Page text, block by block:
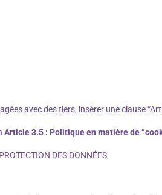
avec des tiers, insérer une clause
Article 3.5 : Politique en matière de
DES DONNÉES